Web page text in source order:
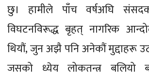
छु। हामीले पाँच वर्षअघि
विघटनविरूद्ध बृहत् नागरिक
थियौं, जुन अझै पनि अनेकौं मुद्दाहरू
जसको ध्येय लोकतन्त्र बलियो